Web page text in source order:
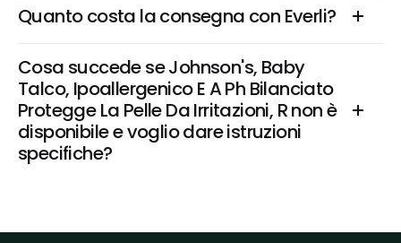
Quanto costa la consegna con Everli?
Cosa succede se Johnson's, Baby
Talco, Ipoallergenico E A Ph Bilanciato
Protegge La Pelle Da Irritazioni, R non è
disponibile e voglio dare istruzioni
specifiche?